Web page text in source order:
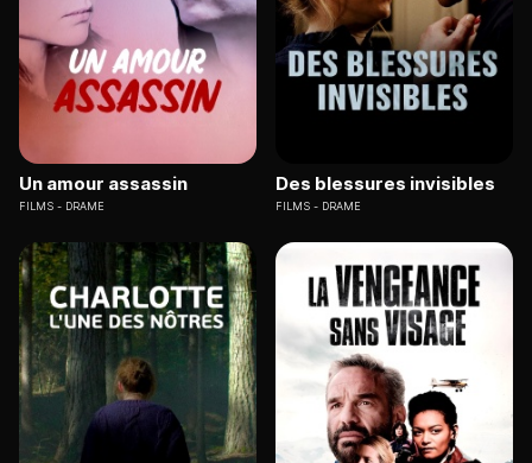
Un amour assassin
FILMS DRAME
Des blessures invisibles
FILMS DRAME